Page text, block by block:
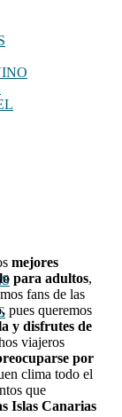
mejores
para adultos,
fans de las
pues queremos
y disfrutes de
viajeros
por
clima todo el
que
Islas Canarias